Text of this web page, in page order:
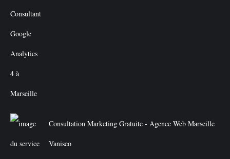
Consultation Marketing Gratuite - Agence Web Marseille
Vaniseo